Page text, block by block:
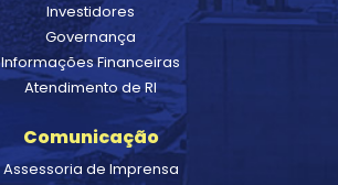
Investidores
Governança
Informações Financeiras
Atendimento de RI
Comunicação
Assessoria de Imprensa